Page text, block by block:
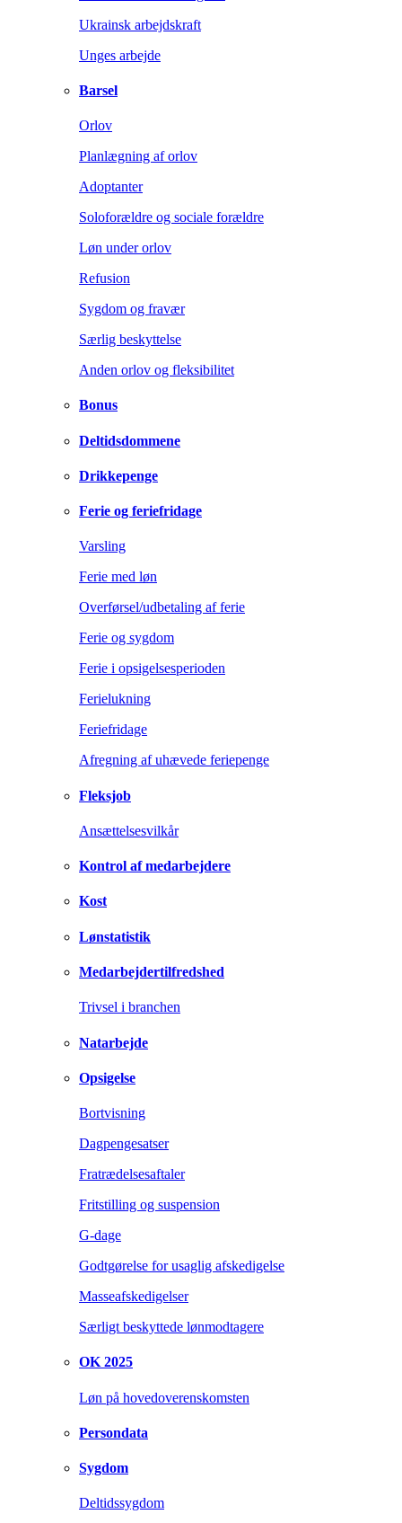
Ukrainsk arbejdskraft
Unges arbejde
Barsel
Orlov
Planlægning af orlov
Adoptanter
Soloforældre og sociale forældre
Løn under orlov
Refusion
Sygdom og fravær
Særlig beskyttelse
Anden orlov og fleksibilitet
Bonus
Deltidsdommene
Drikkepenge
Ferie og feriefridage
Varsling
Ferie med løn
Overførsel/udbetaling af ferie
Ferie og sygdom
Ferie i opsigelsesperioden
Ferielukning
Feriefridage
Afregning af uhævede feriepenge
Fleksjob
Ansættelsesvilkår
Kontrol af medarbejdere
Kost
Lønstatistik
Medarbejdertilfredshed
Trivsel i branchen
Natarbejde
Opsigelse
Bortvisning
Dagpengesatser
Fratrædelsesaftaler
Fritstilling og suspension
G-dage
Godtgørelse for usaglig afskedigelse
Masseafskedigelser
Særligt beskyttede lønmodtagere
OK 2025
Løn på hovedoverenskomsten
Persondata
Sygdom
Deltidssygdom